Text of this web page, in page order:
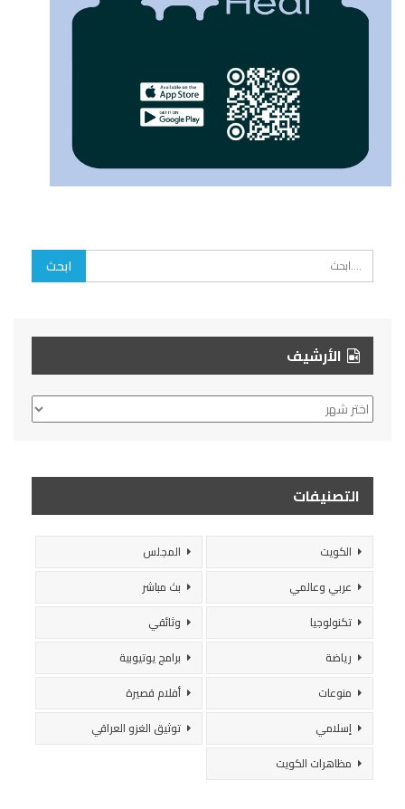
الأرشيف
الأرشيف
التصنيفات
الكويت
المجلس
عربي وعالمي
بث مباشر
تكنولوجيا
وثائقي
رياضة
برامج يوتيوبية
منوعات
أفلام قصيرة
إسلامي
توثيق الغزو العراقي
مظاهرات الكويت